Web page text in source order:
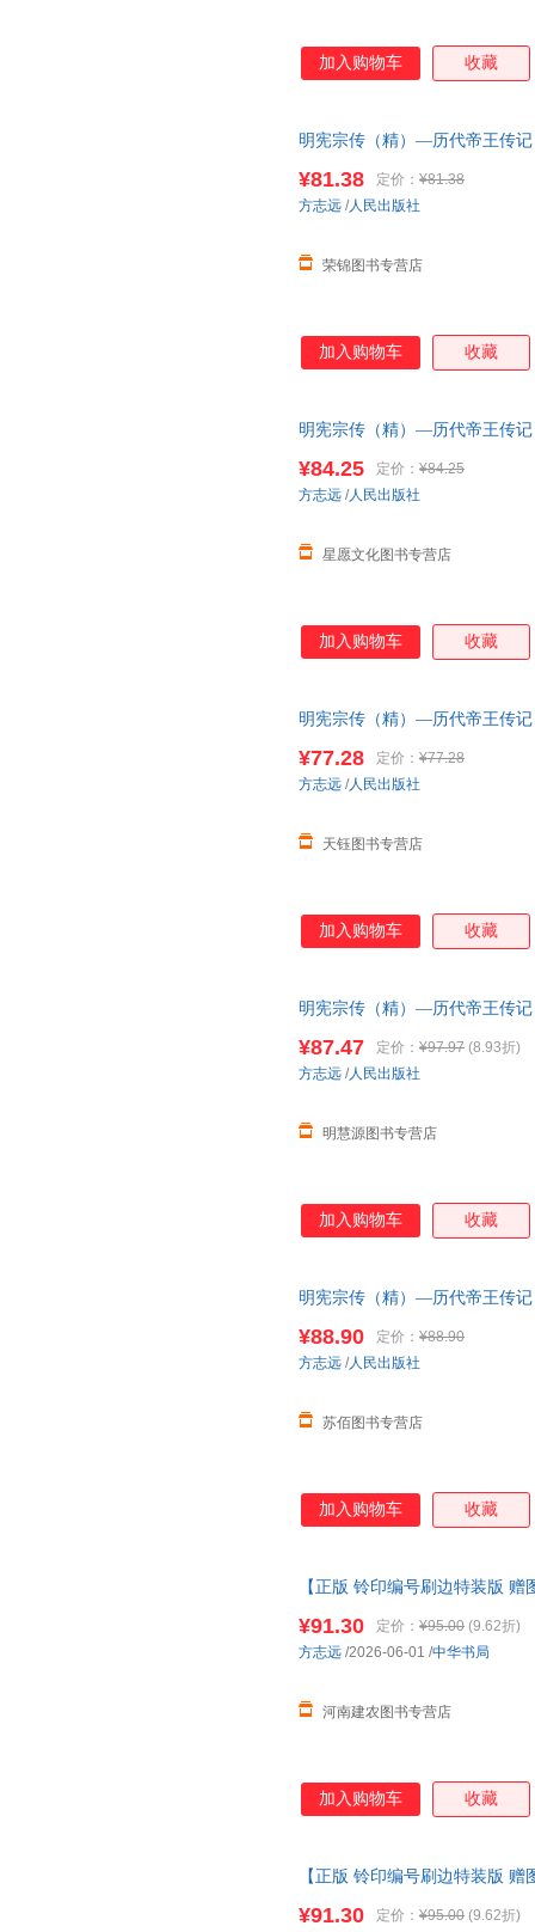
加入购物车 收藏
明宪宗传（精）—历代帝王传
图书 请放心下单，本店所有商
¥81.38 定价： ¥81.38
荣锦图书专营店
方志远 /人民出版社
加入购物车 收藏
明宪宗传（精）—历代帝王传
在线小当当客服
¥84.25 定价： ¥84.25
星愿文化图书专营店
方志远 /人民出版社
加入购物车 收藏
明宪宗传（精）—历代帝王传
¥77.28 定价： ¥77.28
天钰图书专营店
方志远 /人民出版社
加入购物车 收藏
明宪宗传（精）—历代帝王传
¥87.47 定价： ¥97.97 (8.93折)
明慧源图书专营店
方志远 /人民出版社
加入购物车 收藏
明宪宗传（精）—历代帝王传
放心下单，本店所有商品均可
¥88.90 定价： ¥88.90
苏佰图书专营店
方志远 /人民出版社
加入购物车 收藏
【正版 铃印编号刷边特装版 赠
¥91.30 定价： ¥95.00 (9.62折)
河南建农图书专营店
方志远 /2026-06-01 /中华书局
加入购物车 收藏
【正版 铃印编号刷边特装版 赠
¥91.30 定价： ¥95.00 (9.62折)